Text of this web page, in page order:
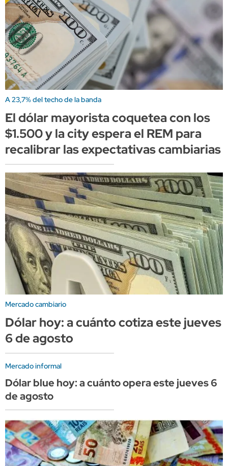
A 23,7% del techo de la banda
El dólar mayorista coquetea con los
$1.500 y la city espera el REM para
recalibrar las expectativas cambiarias
Mercado cambiario
Dólar hoy: a cuánto cotiza este jueves
6 de agosto
Mercado informal
Dólar blue hoy: a cuánto opera este jueves 6
de agosto